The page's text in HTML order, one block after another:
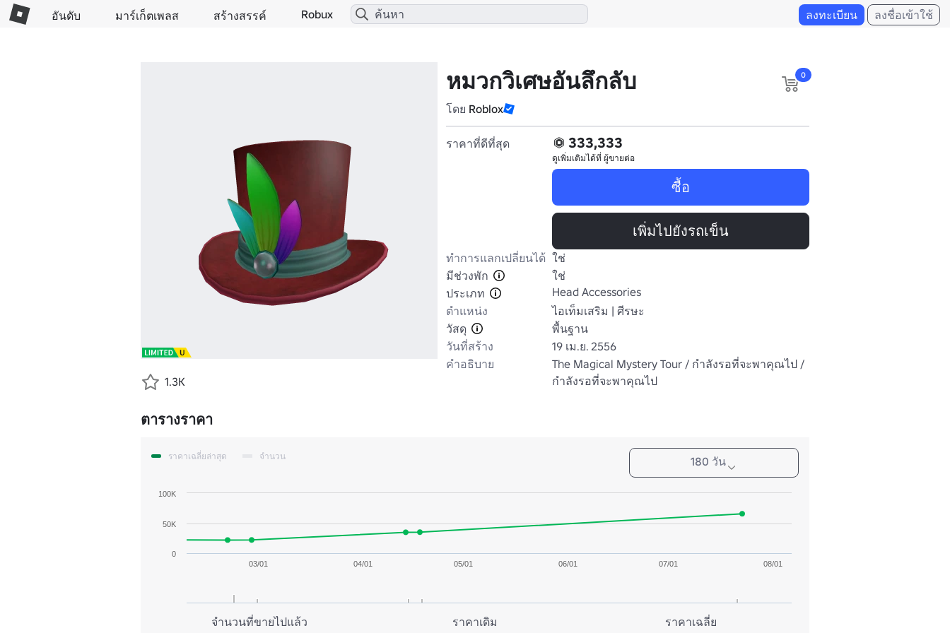
อันดับ มาร์เก็ตเพลส สร้างสรรค์ Robux ลงทะเบียน ลงชื่อเข้าใช้
หมวกวิเศษอันลึกลับ
โดย Roblox
0
ราคาที่ดีที่สุด 333,333
ดูเพิ่มเติมได้ที่ ผู้ขายต่อ
ซื้อ
เพิ่มไปยังรถเข็น
ทำการแลกเปลี่ยนได้ ใช่
มีช่วงพัก
ใช่
ประเภท
Head Accessories
ตำแหน่ง
ไอเท็มเสริม | ศีรษะ
วัสดุ
พื้นฐาน
วันที่สร้าง
19 เม.ย. 2556
คำอธิบาย
The Magical Mystery Tour / กําลังรอที่จะพาคุณไป /
กําลังรอที่จะพาคุณไป
1.3K
ตารางราคา
180 วัน
ราคาเฉลี่ยล่าสุด จำนวน
03/01 04/01 05/01 06/01 07/01 08/01
0
50K
100K
จำนวนที่ขายไปแล้ว ราคาเดิม ราคาเฉลี่ย